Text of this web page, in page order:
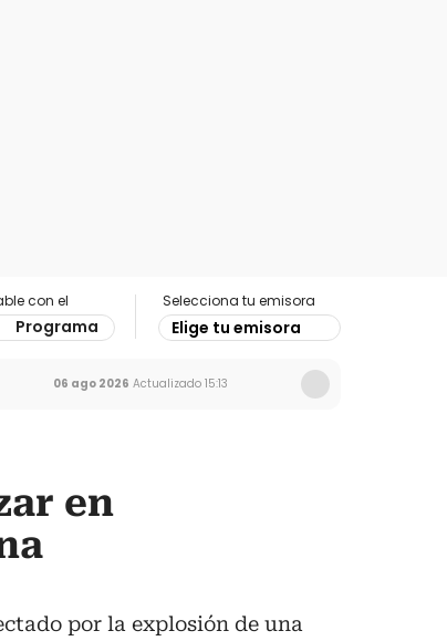
con el
Programa
Selecciona tu emisora
Elige tu emisora
06 ago 2026 Actualizado 15:13
en
por la explosión de una